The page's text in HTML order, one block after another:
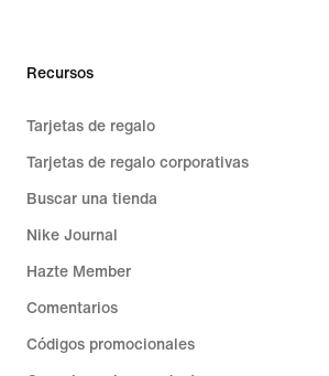
Recursos
Tarjetas de regalo
Tarjetas de regalo corporativas
Buscar una tienda
Nike Journal
Hazte Member
Comentarios
Códigos promocionales